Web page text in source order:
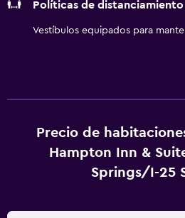
se ofrecen llamadas locales
restricciones). Las habitaciones
gimnasio. Se pueden practicar
esparcimiento que se indican más
instalaciones o cerca del
aplique un recargo).
Políticas de distanciamiento
Vestíbulos equipados para
Precio de
Hampton Inn &
Springs/I-25